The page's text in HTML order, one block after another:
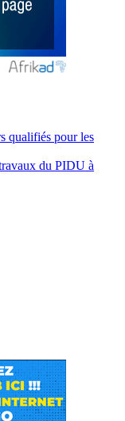
qualifiés pour les
du PIDU à